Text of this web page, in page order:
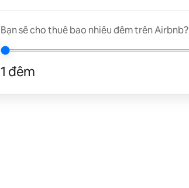
Bạn sẽ cho thuê bao nhiêu đêm trên Airbnb?
1 đêm